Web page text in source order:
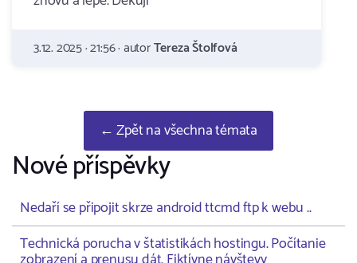
3.12. 2025 · 21:56 · autorTereza Štolfová
← Zpět na všechna témata
Nové příspěvky
Nedaří se připojit skrze android ttcmd ftp k webu ..
Technická porucha v štatistikách hostingu. Počítanie